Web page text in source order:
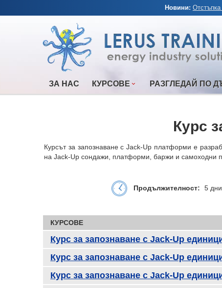
Новини:
ЗА НАС КУРСОВЕ РАЗГЛЕДАЙ ПО
Курс
Курсът за запознаване с Jack-Up платформи е
на Jack-Up сондажи, платформи, баржи и самоходни
Продължителност: 5 дни
КУРСОВЕ
Курс за запознаване с Jack-Up
Курс за запознаване с Jack-Up
Курс за запознаване с Jack-Up